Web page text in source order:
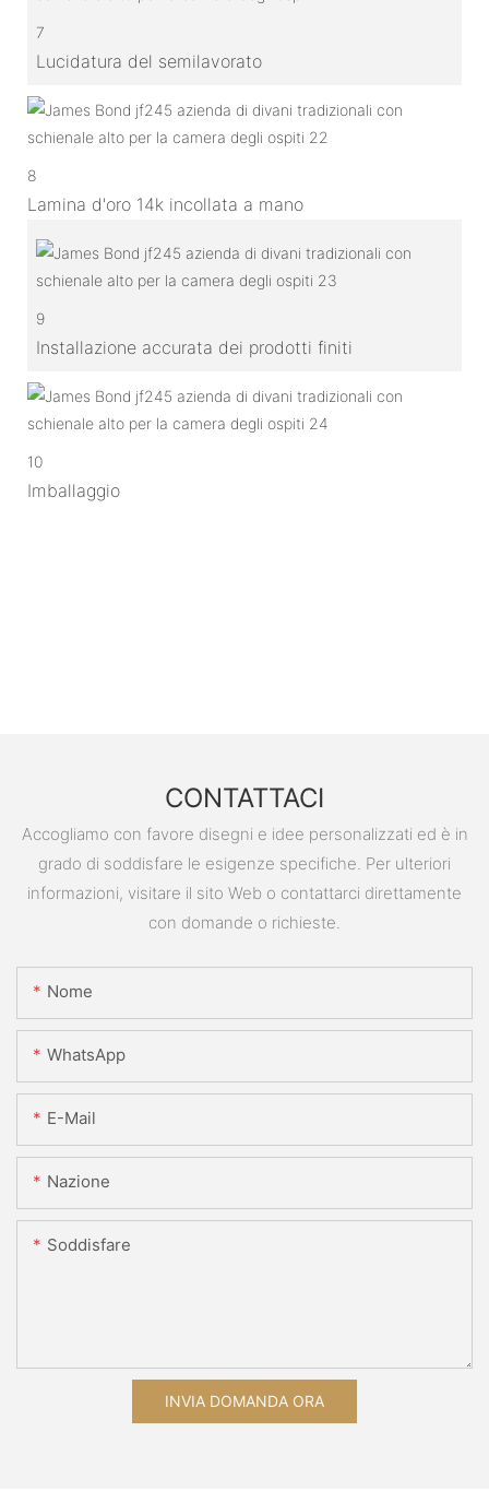
7
Lucidatura del semilavorato
8
Lamina d'oro 14k incollata a mano
9
Installazione accurata dei prodotti finiti
10
Imballaggio
CONTATTACI
Accogliamo con favore disegni e idee personalizzati ed è in
grado di soddisfare le esigenze specifiche. Per ulteriori
informazioni, visitare il sito Web o contattarci direttamente
con domande o richieste.
Nome
WhatsApp
E-Mail
Nazione
Soddisfare
INVIA DOMANDA ORA